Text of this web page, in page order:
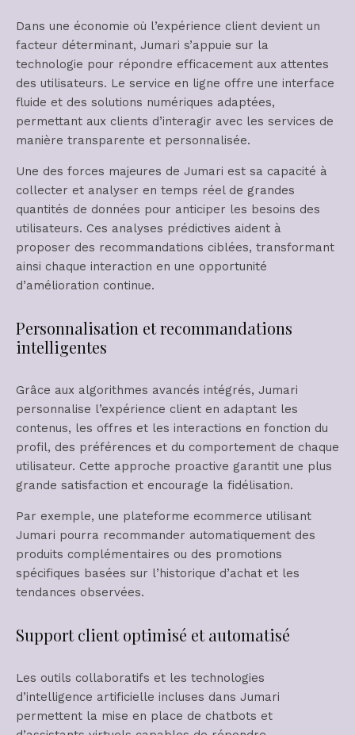
Dans une économie où l’expérience client devient un
facteur déterminant, Jumari s’appuie sur la
technologie pour répondre efficacement aux attentes
des utilisateurs. Le service en ligne offre une interface
fluide et des solutions numériques adaptées,
permettant aux clients d’interagir avec les services de
manière transparente et personnalisée.
Une des forces majeures de Jumari est sa capacité à
collecter et analyser en temps réel de grandes
quantités de données pour anticiper les besoins des
utilisateurs. Ces analyses prédictives aident à
proposer des recommandations ciblées, transformant
ainsi chaque interaction en une opportunité
d’amélioration continue.
Personnalisation et recommandations
intelligentes
Grâce aux algorithmes avancés intégrés, Jumari
personnalise l’expérience client en adaptant les
contenus, les offres et les interactions en fonction du
profil, des préférences et du comportement de chaque
utilisateur. Cette approche proactive garantit une plus
grande satisfaction et encourage la fidélisation.
Par exemple, une plateforme ecommerce utilisant
Jumari pourra recommander automatiquement des
produits complémentaires ou des promotions
spécifiques basées sur l’historique d’achat et les
tendances observées.
Support client optimisé et automatisé
Les outils collaboratifs et les technologies
d’intelligence artificielle incluses dans Jumari
permettent la mise en place de chatbots et